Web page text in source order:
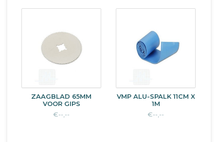
ZAAGBLAD 65MM
VOOR GIPS
€--,--
VMP ALU-SPALK 11CM X
1M
€--,--